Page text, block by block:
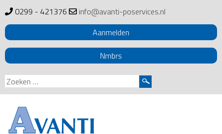
0299 - 421376
info@avanti-poservices.nl
Aanmelden
Nmbrs
Zoeken
naar: